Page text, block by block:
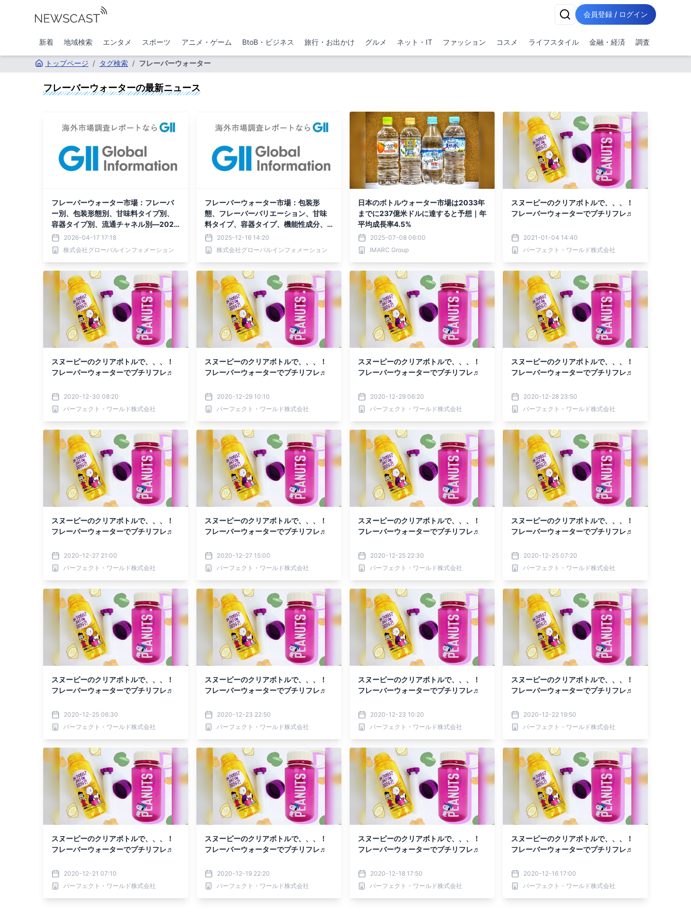
会員登録 / ログイン
新着 地域検索 エンタメ スポーツ アニメ・ゲーム BtoB・ビジネス 旅行・お出かけ グルメ ネット・IT ファッション コスメ ライフスタイル 金融・経済 調査
トップページ / タグ検索 / フレーバーウォーター
フレーバーウォーターの最新ニュース
フレーバーウォーター市場：フレーバ
ー別、包装形態別、甘味料タイプ別、
容器タイプ別、流通チャネル別―2026
年～2032年の世界市場予測
2026-04-17 17:18
株式会社グローバルインフォメーション
フレーバーウォーター市場：包装形
態、フレーバーバリエーション、甘味
料タイプ、容器タイプ、機能性成分、
流通チャネル別-2025-2032年世界予
測
2025-12-16 14:20
株式会社グローバルインフォメーション
日本のボトルウォーター市場は2033年
までに237億米ドルに達すると予想｜年
平均成長率4.5%
2025-07-08 06:00
IMARC Group
スヌーピーのクリアボトルで、、、！
フレーバーウォーターでプチリフレ♬
2021-01-04 14:40
パーフェクト・ワールド株式会社
スヌーピーのクリアボトルで、、、！
フレーバーウォーターでプチリフレ♬
2020-12-30 08:20
パーフェクト・ワールド株式会社
スヌーピーのクリアボトルで、、、！
フレーバーウォーターでプチリフレ♬
2020-12-29 10:10
パーフェクト・ワールド株式会社
スヌーピーのクリアボトルで、、、！
フレーバーウォーターでプチリフレ♬
2020-12-29 06:20
パーフェクト・ワールド株式会社
スヌーピーのクリアボトルで、、、！
フレーバーウォーターでプチリフレ♬
2020-12-28 23:50
パーフェクト・ワールド株式会社
スヌーピーのクリアボトルで、、、！
フレーバーウォーターでプチリフレ♬
2020-12-27 21:00
パーフェクト・ワールド株式会社
スヌーピーのクリアボトルで、、、！
フレーバーウォーターでプチリフレ♬
2020-12-27 15:00
パーフェクト・ワールド株式会社
スヌーピーのクリアボトルで、、、！
フレーバーウォーターでプチリフレ♬
2020-12-25 22:30
パーフェクト・ワールド株式会社
スヌーピーのクリアボトルで、、、！
フレーバーウォーターでプチリフレ♬
2020-12-25 07:20
パーフェクト・ワールド株式会社
スヌーピーのクリアボトルで、、、！
フレーバーウォーターでプチリフレ♬
2020-12-25 06:30
パーフェクト・ワールド株式会社
スヌーピーのクリアボトルで、、、！
フレーバーウォーターでプチリフレ♬
2020-12-23 22:50
パーフェクト・ワールド株式会社
スヌーピーのクリアボトルで、、、！
フレーバーウォーターでプチリフレ♬
2020-12-23 10:20
パーフェクト・ワールド株式会社
スヌーピーのクリアボトルで、、、！
フレーバーウォーターでプチリフレ♬
2020-12-22 19:50
パーフェクト・ワールド株式会社
スヌーピーのクリアボトルで、、、！
フレーバーウォーターでプチリフレ♬
2020-12-21 07:10
パーフェクト・ワールド株式会社
スヌーピーのクリアボトルで、、、！
フレーバーウォーターでプチリフレ♬
2020-12-19 22:20
パーフェクト・ワールド株式会社
スヌーピーのクリアボトルで、、、！
フレーバーウォーターでプチリフレ♬
2020-12-18 17:50
パーフェクト・ワールド株式会社
スヌーピーのクリアボトルで、、、！
フレーバーウォーターでプチリフレ♬
2020-12-16 17:00
パーフェクト・ワールド株式会社